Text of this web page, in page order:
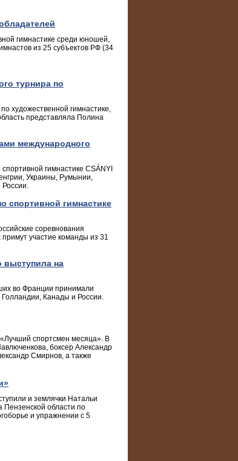
гимнастике среди юношей,
из 25 субъектов РФ (34
турнира по
художественной гимнастике,
представляла Полина
международного
гимнастике CSÁNYI
Украины, Румынии,
спортивной гимнастике
соревнования
участие команды из 31
выступила на
во Франции принимали
Канады и России.
спортсмен месяца». В
боксер Александр
Смирнов, а также
и землячки Натальи
области по
и упражнении с 5